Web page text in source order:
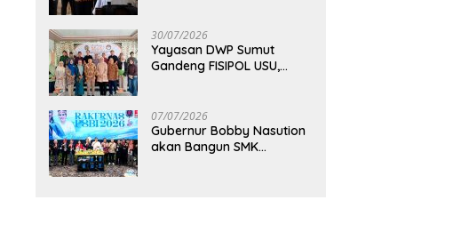
30/07/2026
Yayasan DWP Sumut
Gandeng FISIPOL USU,
Pendidikan
07/07/2026
Gubernur Bobby Nasution
akan Bangun SMK